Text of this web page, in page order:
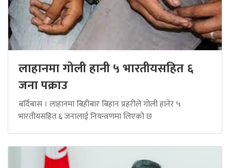
लाहानमा गोली हानी ५ भारतीयसहित ६
जना पक्राउ
बर्दिबास । लाहानमा बिहीबार बिहान प्रहरीले गोली हानेर ५
भारतीयसहित ६ जनालाई नियन्त्रणमा लिएको छ